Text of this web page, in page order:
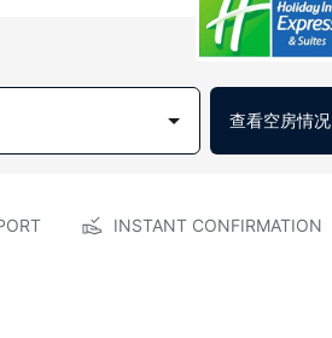
查看空房情况
INSTANT CONFIRMATION